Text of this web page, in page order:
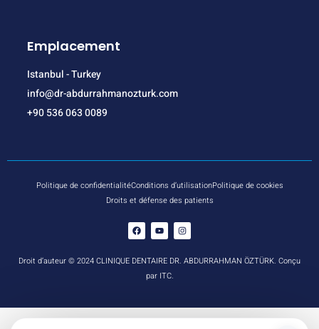
Emplacement
Istanbul - Turkey
info@dr-abdurrahmanozturk.com
+90 536 063 0089
Politique de confidentialitéConditions d’utilisationPolitique de cookies
Droits et défense des patients
Droit d’auteur © 2024 CLINIQUE DENTAIRE DR. ABDURRAHMAN ÖZTÜRK. Conçu
par ITC.